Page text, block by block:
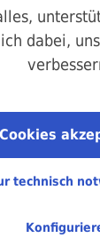
Messing
dabei,
technisch